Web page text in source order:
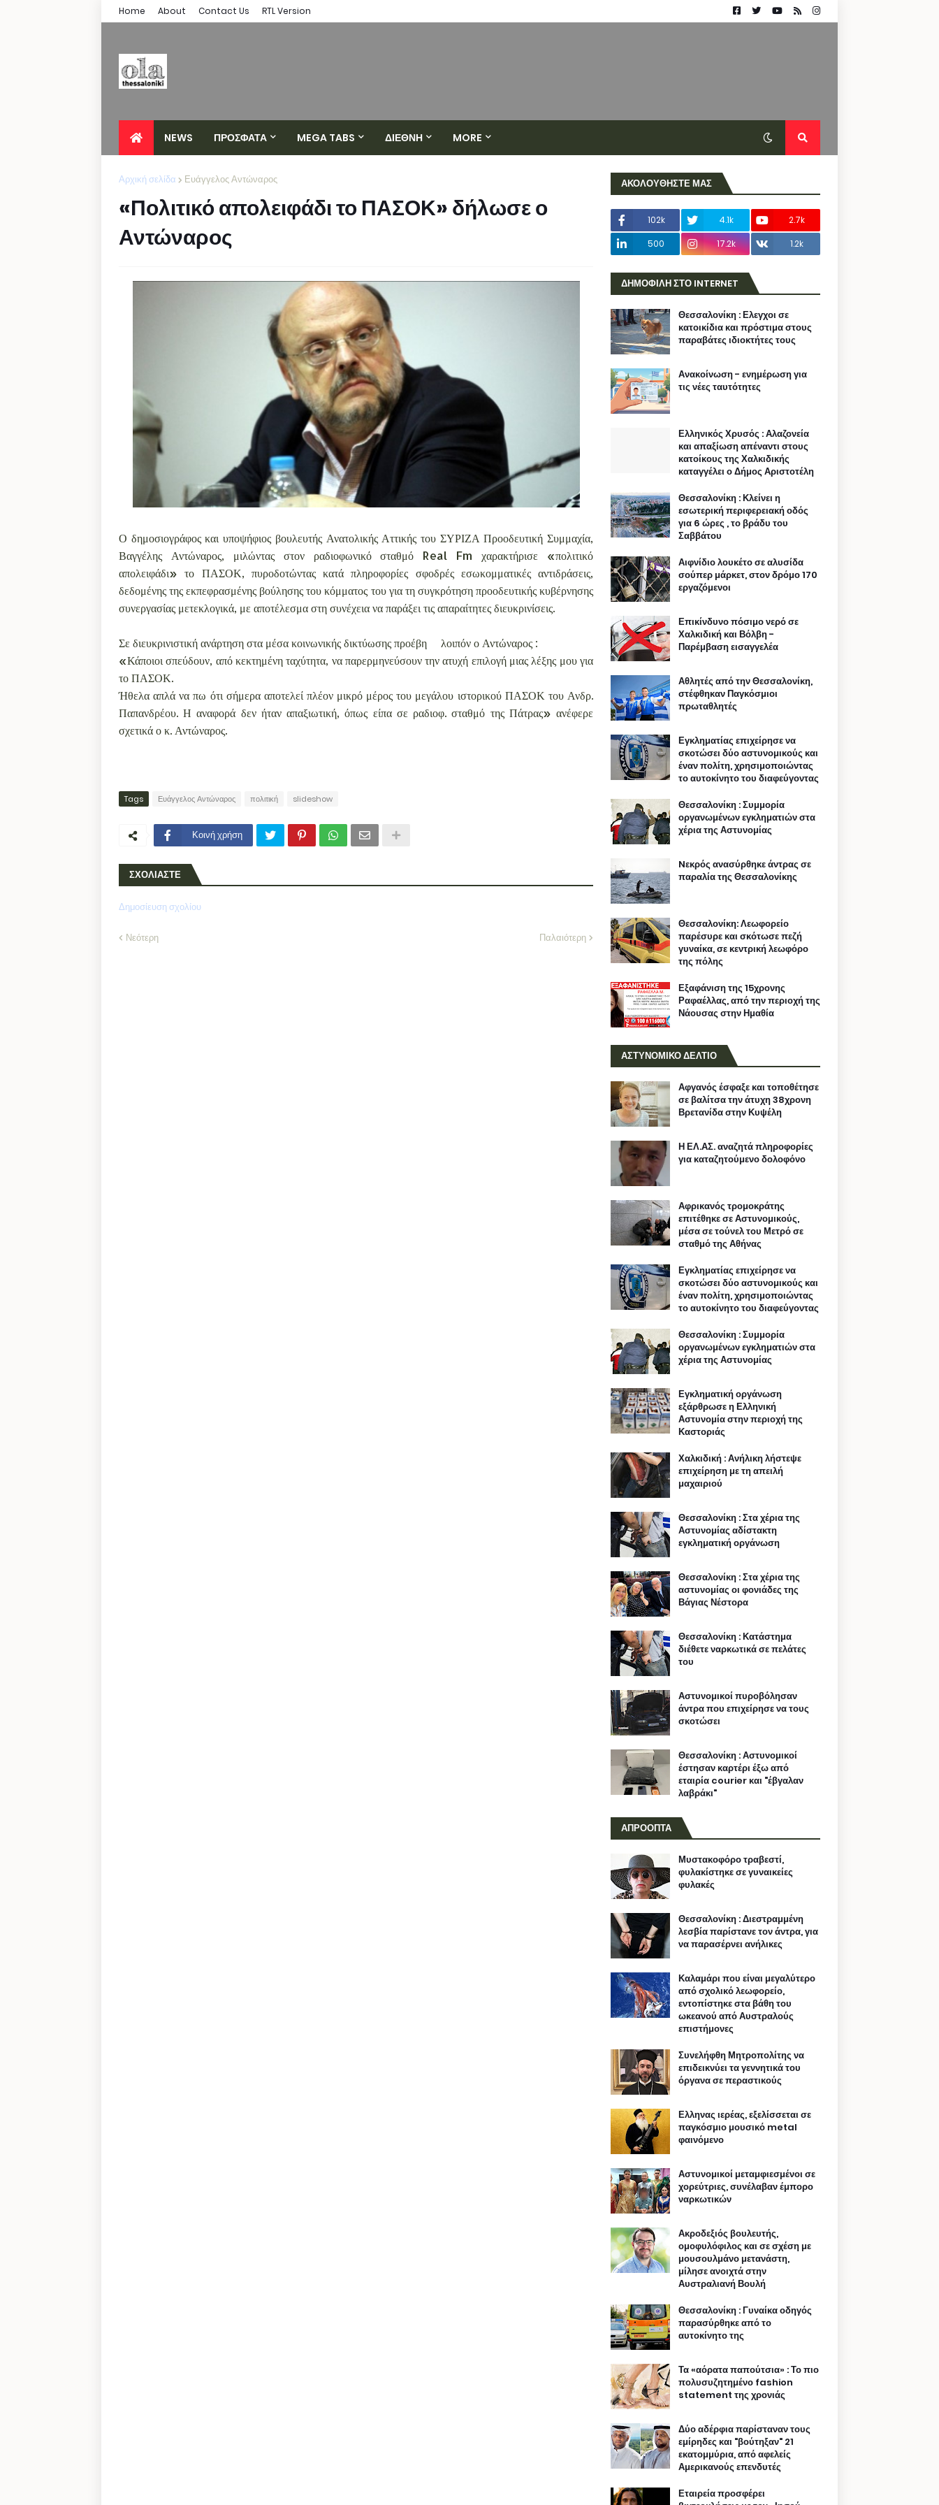
Home About Contact Us RTL Version
NEWS ΠΡΟΣΦΑΤΑ MEGA TABS ΔΙΕΘΝΗ MORE
Αρχική σελίδα Ευάγγελος Αντώναρος
«Πολιτικό απολειφάδι το ΠΑΣΟΚ» δήλωσε ο
Αντώναρος
Ο δημοσιογράφος και υποψήφιος βουλευτής Ανατολικής Αττικής του ΣΥΡΙΖΑ Προοδευτική Συμμαχία,
Βαγγέλης Αντώναρος, μιλώντας στον ραδιοφωνικό σταθμό Real Fm χαρακτήρισε «πολιτικό
απολειφάδι» το ΠΑΣΟΚ, πυροδοτώντας κατά πληροφορίες σφοδρές εσωκομματικές αντιδράσεις,
δεδομένης της εκπεφρασμένης βούλησης του κόμματος του για τη συγκρότηση προοδευτικής κυβέρνησης
συνεργασίας μετεκλογικά, με αποτέλεσμα στη συνέχεια να παράξει τις απαραίτητες διευκρινίσεις.
Σε διευκρινιστική ανάρτηση στα μέσα κοινωνικής δικτύωσης προέβη
λοιπόν ο Αντώναρος :
«Κάποιοι σπεύδουν, από κεκτημένη ταχύτητα, να παρερμηνεύσουν την ατυχή επιλογή μιας λέξης μου για
το ΠΑΣΟΚ.
Ήθελα απλά να πω ότι σήμερα αποτελεί πλέον μικρό μέρος του μεγάλου ιστορικού ΠΑΣΟΚ του Ανδρ.
Παπανδρέου. Η αναφορά δεν ήταν απαξιωτική, όπως είπα σε ραδιοφ. σταθμό της Πάτρας» ανέφερε
σχετικά ο κ. Αντώναρος.
Tags Ευάγγελος Αντώναρος πολιτική slideshow
Κοινή χρήση
ΣΧΟΛΙΑΣΤΕ
Δημοσίευση σχολίου
Νεότερη Παλαιότερη
ΑΚΟΛΟΥΘΗΣΤΕ ΜΑΣ
102k 4.1k
2.7k
500
17.2k 1.2k
ΔΗΜΟΦΙΛΗ ΣΤΟ INTERNET
Θεσσαλονίκη : Ελεγχοι σε
κατοικίδια και πρόστιμα στους
παραβάτες ιδιοκτήτες τους
Ανακοίνωση - ενημέρωση για
τις νέες ταυτότητες
Ελληνικός Χρυσός : Αλαζονεία
και απαξίωση απέναντι στους
κατοίκους της Χαλκιδικής
καταγγέλει ο Δήμος Αριστοτέλη
Θεσσαλονίκη : Κλείνει η
εσωτερική περιφερειακή οδός
για 6 ώρες , το βράδυ του
Σαββάτου
Αιφνίδιο λουκέτο σε αλυσίδα
σούπερ μάρκετ, στον δρόμο 170
εργαζόμενοι
Επικίνδυνο πόσιμο νερό σε
Χαλκιδική και Βόλβη -
Παρέμβαση εισαγγελέα
Αθλητές από την Θεσσαλονίκη,
στέφθηκαν Παγκόσμιοι
πρωταθλητές
Εγκληματίας επιχείρησε να
σκοτώσει δύο αστυνομικούς και
έναν πολίτη, χρησιμοποιώντας
το αυτοκίνητο του διαφεύγοντας
Θεσσαλονίκη : Συμμορία
οργανωμένων εγκληματιών στα
χέρια της Αστυνομίας
Nεκρός ανασύρθηκε άντρας σε
παραλία της Θεσσαλονίκης
Θεσσαλονίκη: Λεωφορείο
παρέσυρε και σκότωσε πεζή
γυναίκα, σε κεντρική λεωφόρο
της πόλης
Εξαφάνιση της 15χρονης
Ραφαέλλας, από την περιοχή της
Νάουσας στην Ημαθία
ΑΣΤΥΝΟΜΙΚΟ ΔΕΛΤΙΟ
Αφγανός έσφαξε και τοποθέτησε
σε βαλίτσα την άτυχη 38χρονη
Βρετανίδα στην Κυψέλη
Η ΕΛ.ΑΣ. αναζητά πληροφορίες
για καταζητούμενο δολοφόνο
Αφρικανός τρομοκράτης
επιτέθηκε σε Αστυνομικούς,
μέσα σε τούνελ του Μετρό σε
σταθμό της Αθήνας
Εγκληματίας επιχείρησε να
σκοτώσει δύο αστυνομικούς και
έναν πολίτη, χρησιμοποιώντας
το αυτοκίνητο του διαφεύγοντας
Θεσσαλονίκη : Συμμορία
οργανωμένων εγκληματιών στα
χέρια της Αστυνομίας
Εγκληματική οργάνωση
εξάρθρωσε η Ελληνική
Αστυνομία στην περιοχή της
Καστοριάς
Χαλκιδική : Ανήλικη λήστεψε
επιχείρηση με τη απειλή
μαχαιριού
Θεσσαλονίκη : Στα χέρια της
Αστυνομίας αδίστακτη
εγκληματική οργάνωση
Θεσσαλονίκη : Στα χέρια της
αστυνομίας οι φονιάδες της
Βάγιας Νέστορα
Θεσσαλονίκη : Κατάστημα
διέθετε ναρκωτικά σε πελάτες
του
Αστυνομικοί πυροβόλησαν
άντρα που επιχείρησε να τους
σκοτώσει
Θεσσαλονίκη : Αστυνομικοί
έστησαν καρτέρι έξω από
εταιρία courier και "έβγαλαν
λαβράκι"
ΑΠΡΟΟΠΤΑ
Μυστακοφόρο τραβεστί,
φυλακίστηκε σε γυναικείες
φυλακές
Θεσσαλονίκη : Διεστραμμένη
λεσβία παρίστανε τον άντρα, για
να παρασέρνει ανήλικες
Καλαμάρι που είναι μεγαλύτερο
από σχολικό λεωφορείο,
εντοπίστηκε στα βάθη του
ωκεανού από Αυστραλούς
επιστήμονες
Συνελήφθη Μητροπολίτης να
επιδεικνύει τα γεννητικά του
όργανα σε περαστικούς
Ελληνας ιερέας, εξελίσσεται σε
παγκόσμιο μουσικό metal
φαινόμενο
Αστυνομικοί μεταμφιεσμένοι σε
χορεύτριες, συνέλαβαν έμπορο
ναρκωτικών
Ακροδεξιός βουλευτής,
ομοφυλόφιλος και σε σχέση με
μουσουλμάνο μετανάστη,
μίλησε ανοιχτά στην
Αυστραλιανή Βουλή
Θεσσαλονίκη : Γυναίκα οδηγός
παρασύρθηκε από το
αυτοκίνητο της
Τα «αόρατα παπούτσια» : Το πιο
πολυσυζητημένο fashion
statement της χρονιάς
Δύο αδέρφια παρίσταναν τους
εμίρηδες και "βούτηξαν" 21
εκατομμύρια, από αφελείς
Αμερικανούς επενδυτές
Εταιρεία προσφέρει